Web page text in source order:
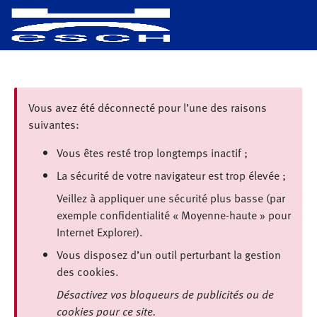
Vous avez été déconnecté pour l’une des raisons
suivantes:
Vous êtes resté trop longtemps inactif ;
La sécurité de votre navigateur est trop élevée ;
Veillez à appliquer une sécurité plus basse (par
exemple confidentialité « Moyenne-haute » pour
Internet Explorer).
Vous disposez d’un outil perturbant la gestion
des cookies.
Désactivez vos bloqueurs de publicités ou de
cookies pour ce site.